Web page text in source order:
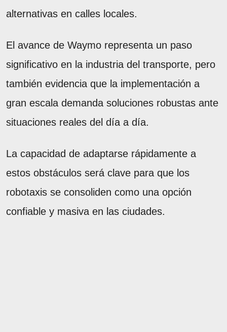
alternativas en calles locales.
El avance de Waymo representa un paso
significativo en la industria del transporte, pero
también evidencia que la implementación a
gran escala demanda soluciones robustas ante
situaciones reales del día a día.
La capacidad de adaptarse rápidamente a
estos obstáculos será clave para que los
robotaxis se consoliden como una opción
confiable y masiva en las ciudades.